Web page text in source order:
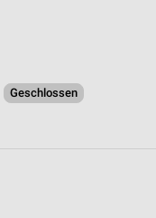
Geschlossen